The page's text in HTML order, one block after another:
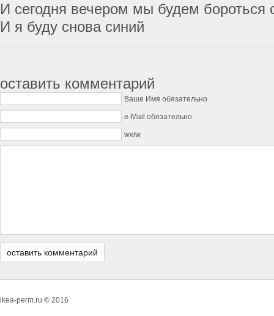
И сегодня вечером мы будем бороться
И я буду снова синий
оставить комментарий
Ваше Имя обязательно
e-Mail обязательно
www
ikea-perm.ru © 2016